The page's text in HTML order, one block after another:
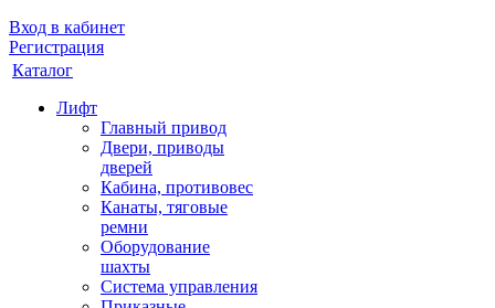
Вход в кабинет
Регистрация
Каталог
Лифт
Главный привод
Двери, приводы
дверей
Кабина, противовес
Канаты, тяговые
ремни
Оборудование
шахты
Система управления